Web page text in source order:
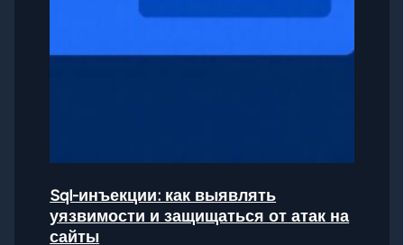
Sql-инъекции: как выявлять
уязвимости и защищаться от атак на
сайты